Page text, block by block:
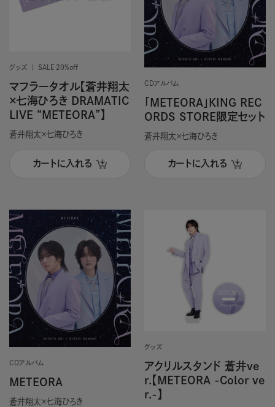
グッズ SALE 20%off
マフラータオル【蒼井翔太
×七海ひろき DRAMATIC
LIVE “METEORA”】
蒼井翔太×七海ひろき
カートに入れる
CDアルバム
「METEORA」KING REC
ORDS STORE限定セット
蒼井翔太×七海ひろき
カートに入れる
CDアルバム
METEORA
蒼井翔太×七海ひろき
グッズ
アクリルスタンド 蒼井ve
r.【METEORA -Color ve
r.-】